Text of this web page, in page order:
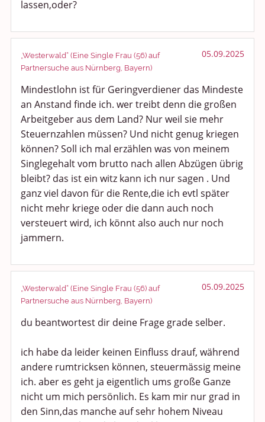
lassen,oder?
„Westerwald“ (Eine Single Frau (56) auf
Partnersuche aus Nürnberg, Bayern)
05.09.2025
Mindestlohn ist für Geringverdiener das Mindeste
an Anstand finde ich. wer treibt denn die großen
Arbeitgeber aus dem Land? Nur weil sie mehr
Steuernzahlen müssen? Und nicht genug kriegen
können? Soll ich mal erzählen was von meinem
Singlegehalt vom brutto nach allen Abzügen übrig
bleibt? das ist ein witz kann ich nur sagen . Und
ganz viel davon für die Rente,die ich evtl später
nicht mehr kriege oder die dann auch noch
versteuert wird, ich könnt also auch nur noch
jammern.
„Westerwald“ (Eine Single Frau (56) auf
Partnersuche aus Nürnberg, Bayern)
05.09.2025
du beantwortest dir deine Frage grade selber.
ich habe da leider keinen Einfluss drauf, während
andere rumtricksen können, steuermässig meine
ich. aber es geht ja eigentlich ums große Ganze
nicht um mich persönlich. Es kam mir nur grad in
den Sinn,das manche auf sehr hohem Niveau